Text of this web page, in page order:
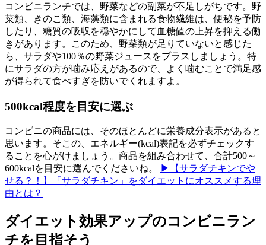
コンビニランチでは、野菜などの副菜が不足しがちです。野
菜類、きのこ類、海藻類に含まれる食物繊維は、便秘を予防
したり、糖質の吸収を穏やかにして血糖値の上昇を抑える働
きがあります。このため、野菜類が足りていないと感じた
ら、サラダや100％の野菜ジュースをプラスしましょう。特
にサラダの方が噛み応えがあるので、よく噛むことで満足感
が得られて食べすぎを防いでくれますよ。
500kcal程度を目安に選ぶ
コンビニの商品には、そのほとんどに栄養成分表示があると
思います。そこの、エネルギー(kcal)表記を必ずチェックす
ることを心がけましょう。商品を組み合わせて、合計500～
600kcalを目安に選んでくださいね。
▶【サラダチキンでや
せる？！】「サラダチキン」をダイエットにオススメする理
由とは？
ダイエット効果アップのコンビニラン
チを目指そう